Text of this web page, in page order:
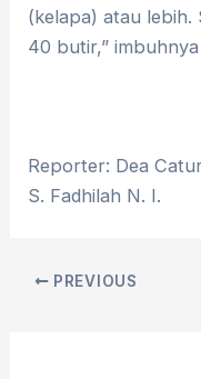
(kelapa) atau lebih.
40 butir,” imbuhnya
Reporter: Dea
S. Fadhilah N. I.
PREVIOUS